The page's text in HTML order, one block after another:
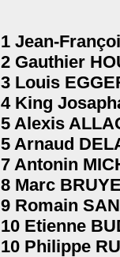
1 Jean-
2 Gauthier
3 Louis
4 King
5 Alexis
5 Arnaud
7 Antonin
8 Marc
9 Romain
10 Etienne
10 Philippe